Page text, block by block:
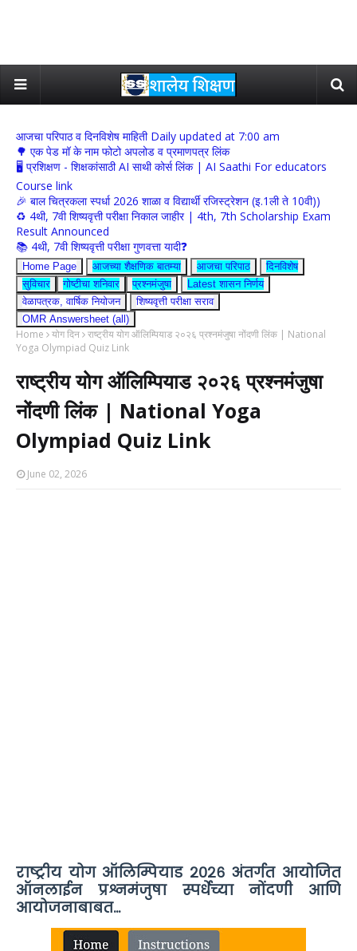
आजचा परिपाठ व दिनविशेष माहिती Daily updated at 7:00 am
🌳 एक पेड मॉ के नाम फोटो अपलोड व प्रमाणपत्र लिंक
🖥 प्रशिक्षण - शिक्षकांसाठी AI साथी कोर्स लिंक | AI Saathi For educators
Course link
🎉 बाल चित्रकला स्पर्धा 2026 शाळा व विद्यार्थी रजिस्ट्रेशन (इ.1ली ते 10वी))
♻️ 4थी, 7वी शिष्यवृत्ती परीक्षा निकाल जाहीर | 4th, 7th Scholarship Exam
Result Announced
📚 4थी, 7वी शिष्यवृत्ती परीक्षा गुणवत्ता यादी❓
Home Page आजच्या शैक्षणिक बातम्या आजचा परिपाठ
दिनविशेष
सुविचार
गोष्टीचा शनिवार प्रश्नमंजुषा
Latest शासन निर्णय
वेळापत्रक, वार्षिक नियोजन
शिष्यवृत्ती परीक्षा सराव
OMR Answersheet (all)
Home योग दिन राष्ट्रीय योग ऑलिम्पियाड २०२६ प्रश्नमंजुषा नोंदणी लिंक | National
Yoga Olympiad Quiz Link
राष्ट्रीय योग ऑलिम्पियाड २०२६ प्रश्नमंजुषा
नोंदणी लिंक | National Yoga
Olympiad Quiz Link
June 02, 2026
राष्ट्रीय योग ऑलिम्पियाड २०२६ अंतर्गत आयोजित
ऑनलाईन प्रश्नमंजुषा स्पर्धेच्या नोंदणी आणि
आयोजनाबाबत...